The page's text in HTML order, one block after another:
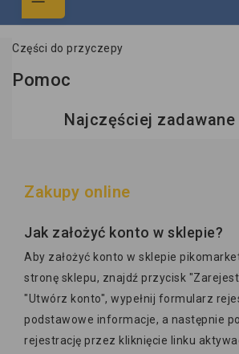
Części do przyczepy
Pomoc
Najczęściej zadawane
Zakupy online
Jak założyć konto w sklepie?
Aby założyć konto w sklepie
stronę sklepu, znajdź przycisk
"Utwórz konto", wypełnij formularz
podstawowe informacje, a następnie
rejestrację przez kliknięcie linku